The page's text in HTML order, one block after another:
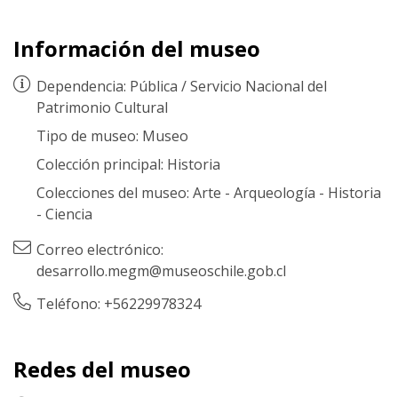
Información del museo
Dependencia: Pública /Servicio Nacional del
Patrimonio Cultural
Tipo de museo: Museo
Colección principal: Historia
Colecciones del museo: Arte - Arqueología - Historia
- Ciencia
Correo electrónico:
desarrollo.megm@museoschile.gob.cl
Teléfono: +56229978324
Redes del museo